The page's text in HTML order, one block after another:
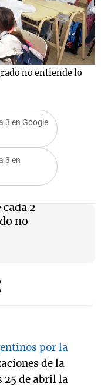
no entiende lo
3 en Google
3 en
2
no
por la
de la
25 de abril la
Notas
La Sole en
Cadena 3